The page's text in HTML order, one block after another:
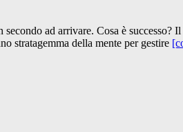
ad arrivare. Cosa è
stratagemma della mente per gestire